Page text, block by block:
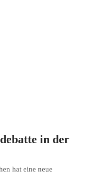
in der
hat eine neue